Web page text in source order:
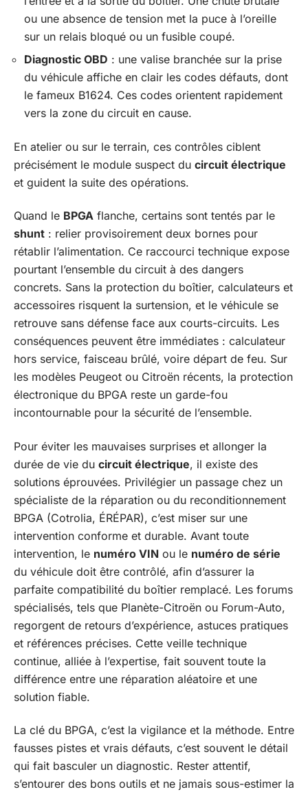
ou une absence de tension met la puce à l’oreille
sur un relais bloqué ou un fusible coupé.
Diagnostic OBD : une valise branchée sur la prise
du véhicule affiche en clair les codes défauts, dont
le fameux B1624. Ces codes orientent rapidement
vers la zone du circuit en cause.
En atelier ou sur le terrain, ces contrôles ciblent
précisément le module suspect du circuit électrique
et guident la suite des opérations.
Quand le BPGA flanche, certains sont tentés par le
shunt : relier provisoirement deux bornes pour
rétablir l’alimentation. Ce raccourci technique expose
pourtant l’ensemble du circuit à des dangers
concrets. Sans la protection du boîtier, calculateurs et
accessoires risquent la surtension, et le véhicule se
retrouve sans défense face aux courts-circuits. Les
conséquences peuvent être immédiates : calculateur
hors service, faisceau brûlé, voire départ de feu. Sur
les modèles Peugeot ou Citroën récents, la protection
électronique du BPGA reste un garde-fou
incontournable pour la sécurité de l’ensemble.
Pour éviter les mauvaises surprises et allonger la
durée de vie du circuit électrique, il existe des
solutions éprouvées. Privilégier un passage chez un
spécialiste de la réparation ou du reconditionnement
BPGA (Cotrolia, ÉRÉPAR), c’est miser sur une
intervention conforme et durable. Avant toute
intervention, le numéro VIN ou le numéro de série
du véhicule doit être contrôlé, afin d’assurer la
parfaite compatibilité du boîtier remplacé. Les forums
spécialisés, tels que Planète-Citroën ou Forum-Auto,
regorgent de retours d’expérience, astuces pratiques
et références précises. Cette veille technique
continue, alliée à l’expertise, fait souvent toute la
différence entre une réparation aléatoire et une
solution fiable.
La clé du BPGA, c’est la vigilance et la méthode. Entre
fausses pistes et vrais défauts, c’est souvent le détail
qui fait basculer un diagnostic. Rester attentif,
s’entourer des bons outils et ne jamais sous-estimer la